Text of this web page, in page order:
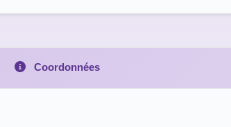
Coordonnées